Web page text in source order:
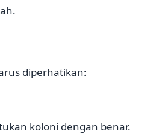
diperhatikan:
koloni dengan benar.